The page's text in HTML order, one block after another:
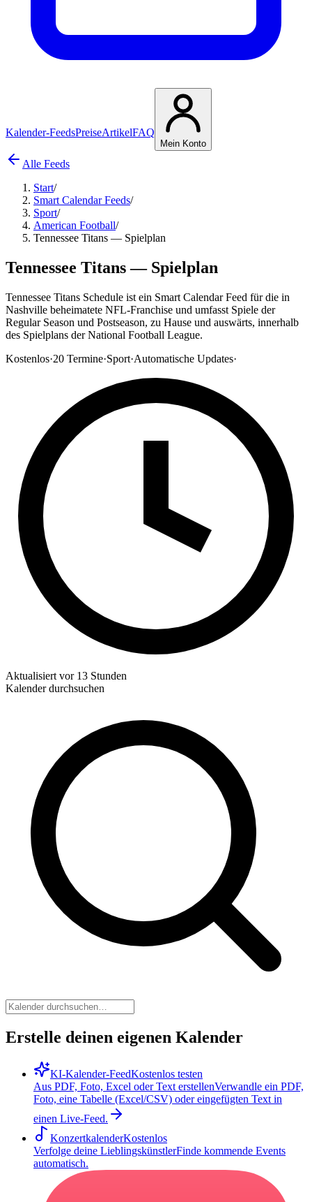
Kalender-FeedsPreiseArtikelFAQ
Mein Konto
Alle Feeds
Start/
Smart Calendar Feeds/
Sport/
American Football/
Tennessee Titans — Spielplan
Tennessee Titans — Spielplan
Tennessee Titans Schedule ist ein Smart Calendar Feed für die in
Nashville beheimatete NFL-Franchise und umfasst Spiele der
Regular Season und Postseason, zu Hause und auswärts, innerhalb
des Spielplans der National Football League.
Kostenlos·20 Termine·Sport·Automatische Updates·
Aktualisiert vor 13 Stunden
Kalender durchsuchen
Erstelle deinen eigenen Kalender
KI-Kalender-FeedKostenlos testen
Aus PDF, Foto, Excel oder Text erstellenVerwandle ein PDF,
Foto, eine Tabelle (Excel/CSV) oder eingefügten Text in
einen Live-Feed.
KonzertkalenderKostenlos
Verfolge deine LieblingskünstlerFinde kommende Events
automatisch.